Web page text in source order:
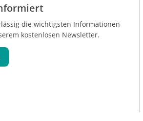
die wichtigsten Informationen
kostenlosen Newsletter.